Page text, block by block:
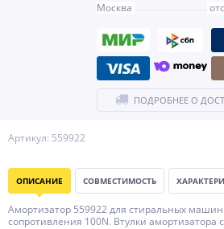
Артикул: 559922
Москва
ПОДРОБНЕЕ О
ОПИСАНИЕ СОВМЕСТИМОСТЬ
Амортизатор 559922 для стиральных
сопротивления 100N. Втулки амортизатора